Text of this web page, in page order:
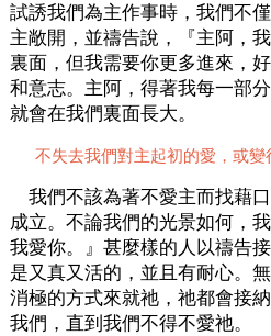
試誘我們為主作事時，我們不
主敞開，並禱告說，『主阿，
裏面，但我需要你更多進來，
和意志。主阿，得著我每一部
就會在我們裏面長大。
不失去我們對主起初的愛，或變
我們不該為著不愛主而找藉
成立。不論我們的光景如何，
我愛你。』甚麼樣的人以禱告
是又真又活的，並且有耐心。
消極的方式來就祂，祂都會接
我們，直到我們不得不愛祂。